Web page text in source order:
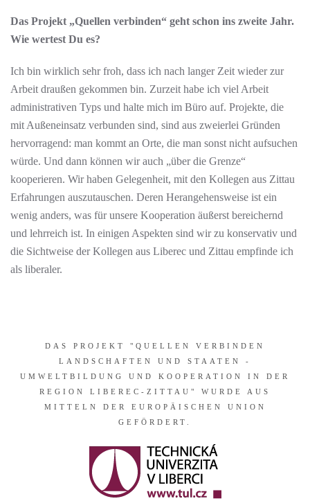
Das Projekt „Quellen verbinden“ geht schon ins zweite Jahr.
Wie wertest Du es?
Ich bin wirklich sehr froh, dass ich nach langer Zeit wieder zur
Arbeit draußen gekommen bin. Zurzeit habe ich viel Arbeit
administrativen Typs und halte mich im Büro auf. Projekte, die
mit Außeneinsatz verbunden sind, sind aus zweierlei Gründen
hervorragend: man kommt an Orte, die man sonst nicht aufsuchen
würde. Und dann können wir auch „über die Grenze“
kooperieren. Wir haben Gelegenheit, mit den Kollegen aus Zittau
Erfahrungen auszutauschen. Deren Herangehensweise ist ein
wenig anders, was für unsere Kooperation äußerst bereichernd
und lehrreich ist. In einigen Aspekten sind wir zu konservativ und
die Sichtweise der Kollegen aus Liberec und Zittau empfinde ich
als liberaler.
DAS PROJEKT "QUELLEN VERBINDEN
LANDSCHAFTEN UND STAATEN -
UMWELTBILDUNG UND KOOPERATION IN DER
REGION LIBEREC-ZITTAU" WURDE AUS
MITTELN DER EUROPÄISCHEN UNION
GEFÖRDERT.